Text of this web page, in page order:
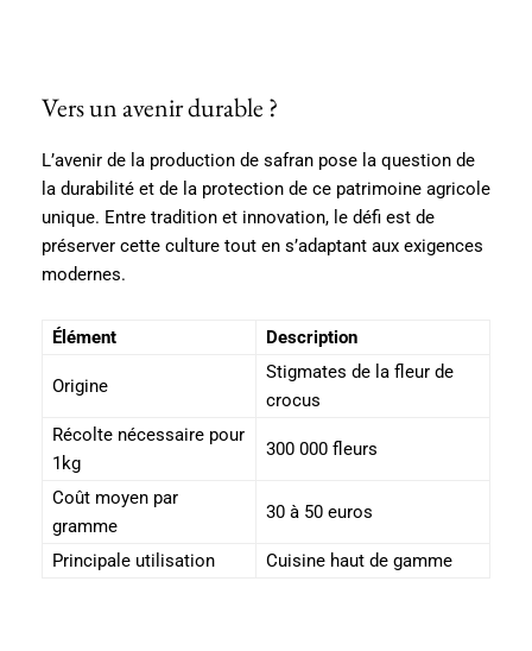
Vers un avenir durable ?
L’avenir de la production de safran pose la question de
la durabilité et de la protection de ce patrimoine agricole
unique. Entre tradition et innovation, le défi est de
préserver cette culture tout en s’adaptant aux exigences
modernes.
Élément Description
Origine
Stigmates de la fleur de
crocus
Récolte nécessaire pour
1kg
300 000 fleurs
Coût moyen par
gramme
30 à 50 euros
Principale utilisation Cuisine haut de gamme